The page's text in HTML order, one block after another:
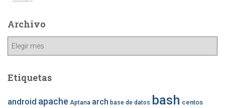
Archivo
Archivo
Etiquetas
android apache Aptana arch base de datos bash centos